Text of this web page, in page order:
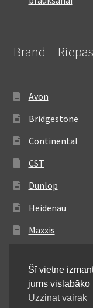
Brand – Riepas
Avon
Bridgestone
Continental
CST
Dunlop
Heidenau
Maxxis
Michelin
Mitas
Šī vietne
jums vislabāko
Uzzināt vairāk